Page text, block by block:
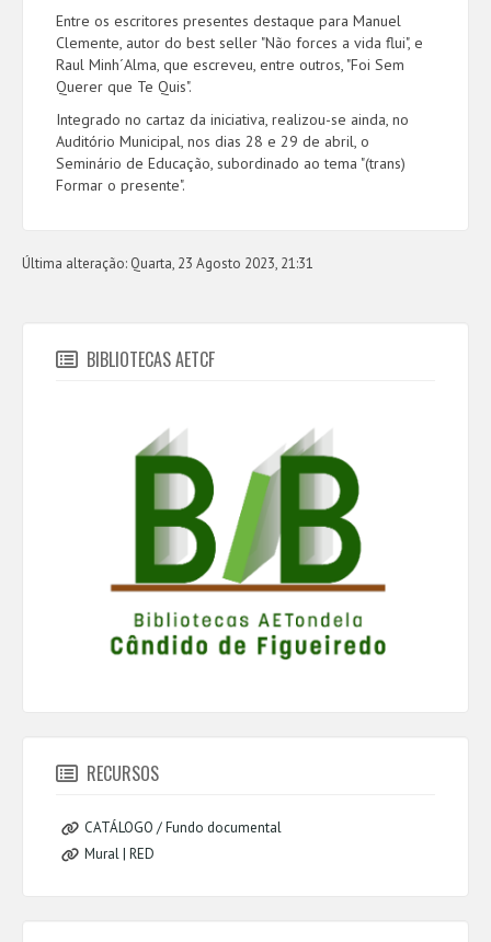
Entre os escritores presentes destaque para Manuel
Clemente, autor do best seller "Não forces a vida flui", e
Raul Minh´Alma, que escreveu, entre outros, "Foi Sem
Querer que Te Quis".
Integrado no cartaz da iniciativa, realizou-se ainda, no
Auditório Municipal, nos dias 28 e 29 de abril, o
Seminário de Educação, subordinado ao tema "(trans)
Formar o presente".
Última alteração: Quarta, 23 Agosto 2023, 21:31
BIBLIOTECAS AETCF
RECURSOS
CATÁLOGO / Fundo documental
Mural | RED